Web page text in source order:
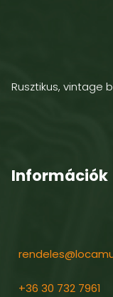
Rusztikus, vintage
Információk
+36 30 732 7961